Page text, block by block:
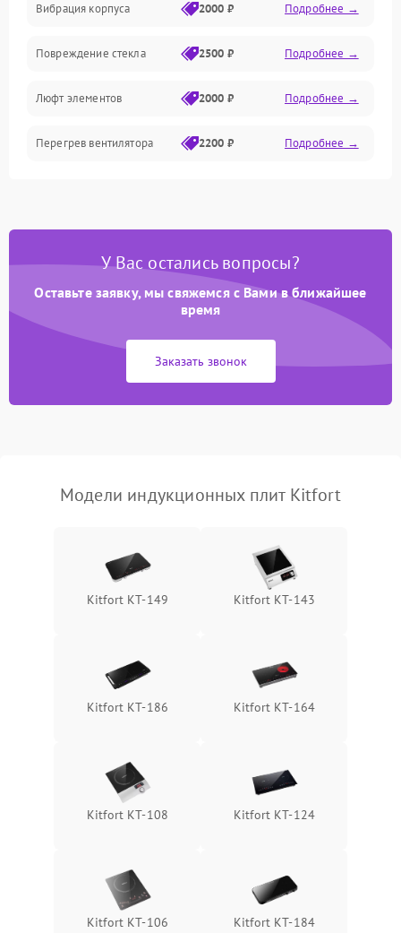
Вибрация корпуса 2000 ₽ Подробнее →
Повреждение стекла 2500 ₽ Подробнее →
Люфт элементов 2000 ₽ Подробнее →
Перегрев вентилятора 2200 ₽ Подробнее →
У Вас остались вопросы?
Оставьте заявку, мы свяжемся с Вами в ближайшее
время
Заказать звонок
Модели индукционных плит Kitfort
Kitfort КТ-149 Kitfort КТ-143
Kitfort КТ-186 Kitfort КТ-164
Kitfort КТ-108 Kitfort КТ-124
Kitfort КТ-106 Kitfort КТ-184